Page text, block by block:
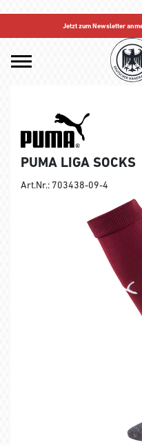
Jetzt zum Newsletter
PUMA LIGA SOCKS
Art.Nr.: 703438-09-4